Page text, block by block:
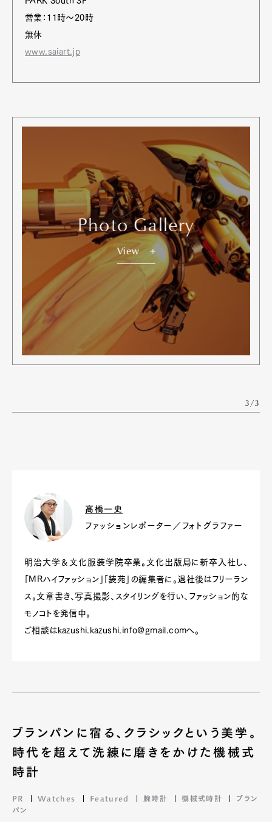
営業：11時〜20時
無休
www.saiart.jp
Photo Gallery
View
3/3
高橋一史
ファッションレポーター／フォトグラファー
明治大学＆文化服装学院卒業。文化出版局に新卒入社し、
「MRハイファッション」「装苑」の編集者に。退社後はフリーラン
ス。文章書き、写真撮影、スタイリングを行い、ファッション的な
モノコトを発信中。
ご相談は kazushi.kazushi.info@gmail.comへ。
ブランパンに宿る、クラシックという美学。
時代を超えて洗練に磨きをかけた機械式
時計
PR Watches Featured 腕時計 機械式時計
ブラン
パン